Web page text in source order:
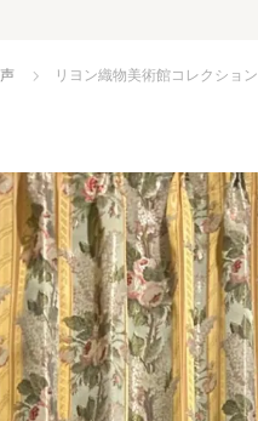
リヨン織物美術館コレクション